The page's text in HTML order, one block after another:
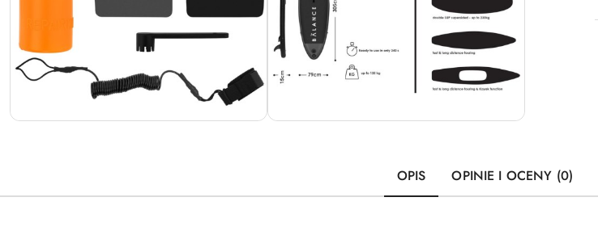
OPIS OPINIE I OCENY (0)